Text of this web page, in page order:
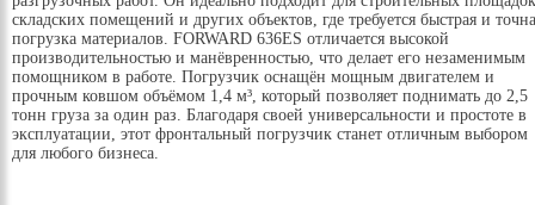
складских помещений и других объектов, где требуется быстрая и
погрузка материалов. FORWARD 636ES отличается высокой
производительностью и манёвренностью, что делает его незаменимым
помощником в работе. Погрузчик оснащён мощным двигателем и
прочным ковшом объёмом 1,4 м³, который позволяет поднимать до 2,5
тонн груза за один раз. Благодаря своей универсальности и простоте в
эксплуатации, этот фронтальный погрузчик станет отличным выбором
для любого бизнеса.